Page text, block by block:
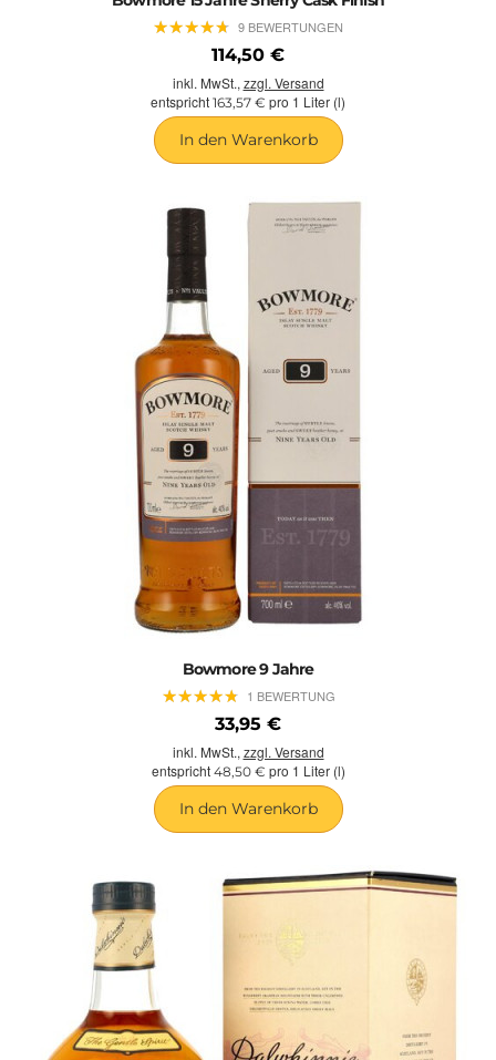
★★★★★
★★★★★ 9 BEWERTUNGEN
114,50 €
inkl. MwSt.,zzgl. Versand
entspricht 163,57 € pro 1 Liter (l)
In den Warenkorb
Bowmore 9 Jahre
★★★★★
★★★★★ 1 BEWERTUNG
33,95 €
inkl. MwSt., zzgl. Versand
entspricht 48,50 € pro 1 Liter (l)
In den Warenkorb